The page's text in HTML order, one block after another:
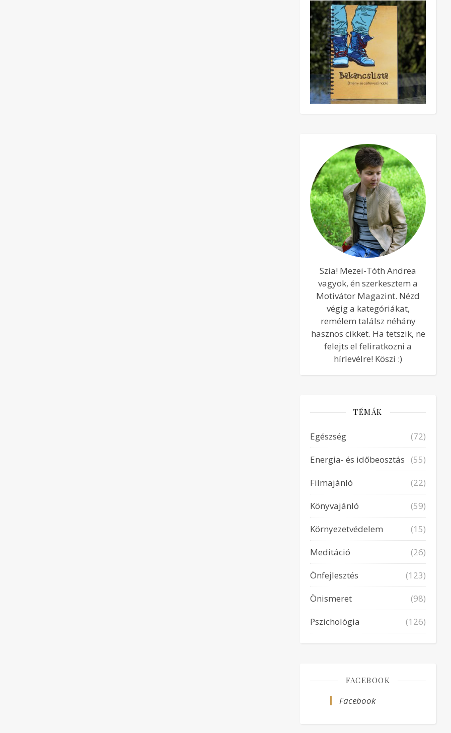
Szia! Mezei-Tóth Andrea
vagyok, én szerkesztem a
Motivátor Magazint. Nézd
végig a kategóriákat,
remélem találsz néhány
hasznos cikket. Ha tetszik, ne
felejts el feliratkozni a
hírlevélre! Köszi :)
TÉMÁK
Egészség
(72)
Energia- és időbeosztás (55)
Filmajánló
(22)
Könyvajánló
(59)
Környezetvédelem
(15)
Meditáció
(26)
Önfejlesztés
(123)
Önismeret
(98)
Pszichológia
(126)
FACEBOOK
Facebook